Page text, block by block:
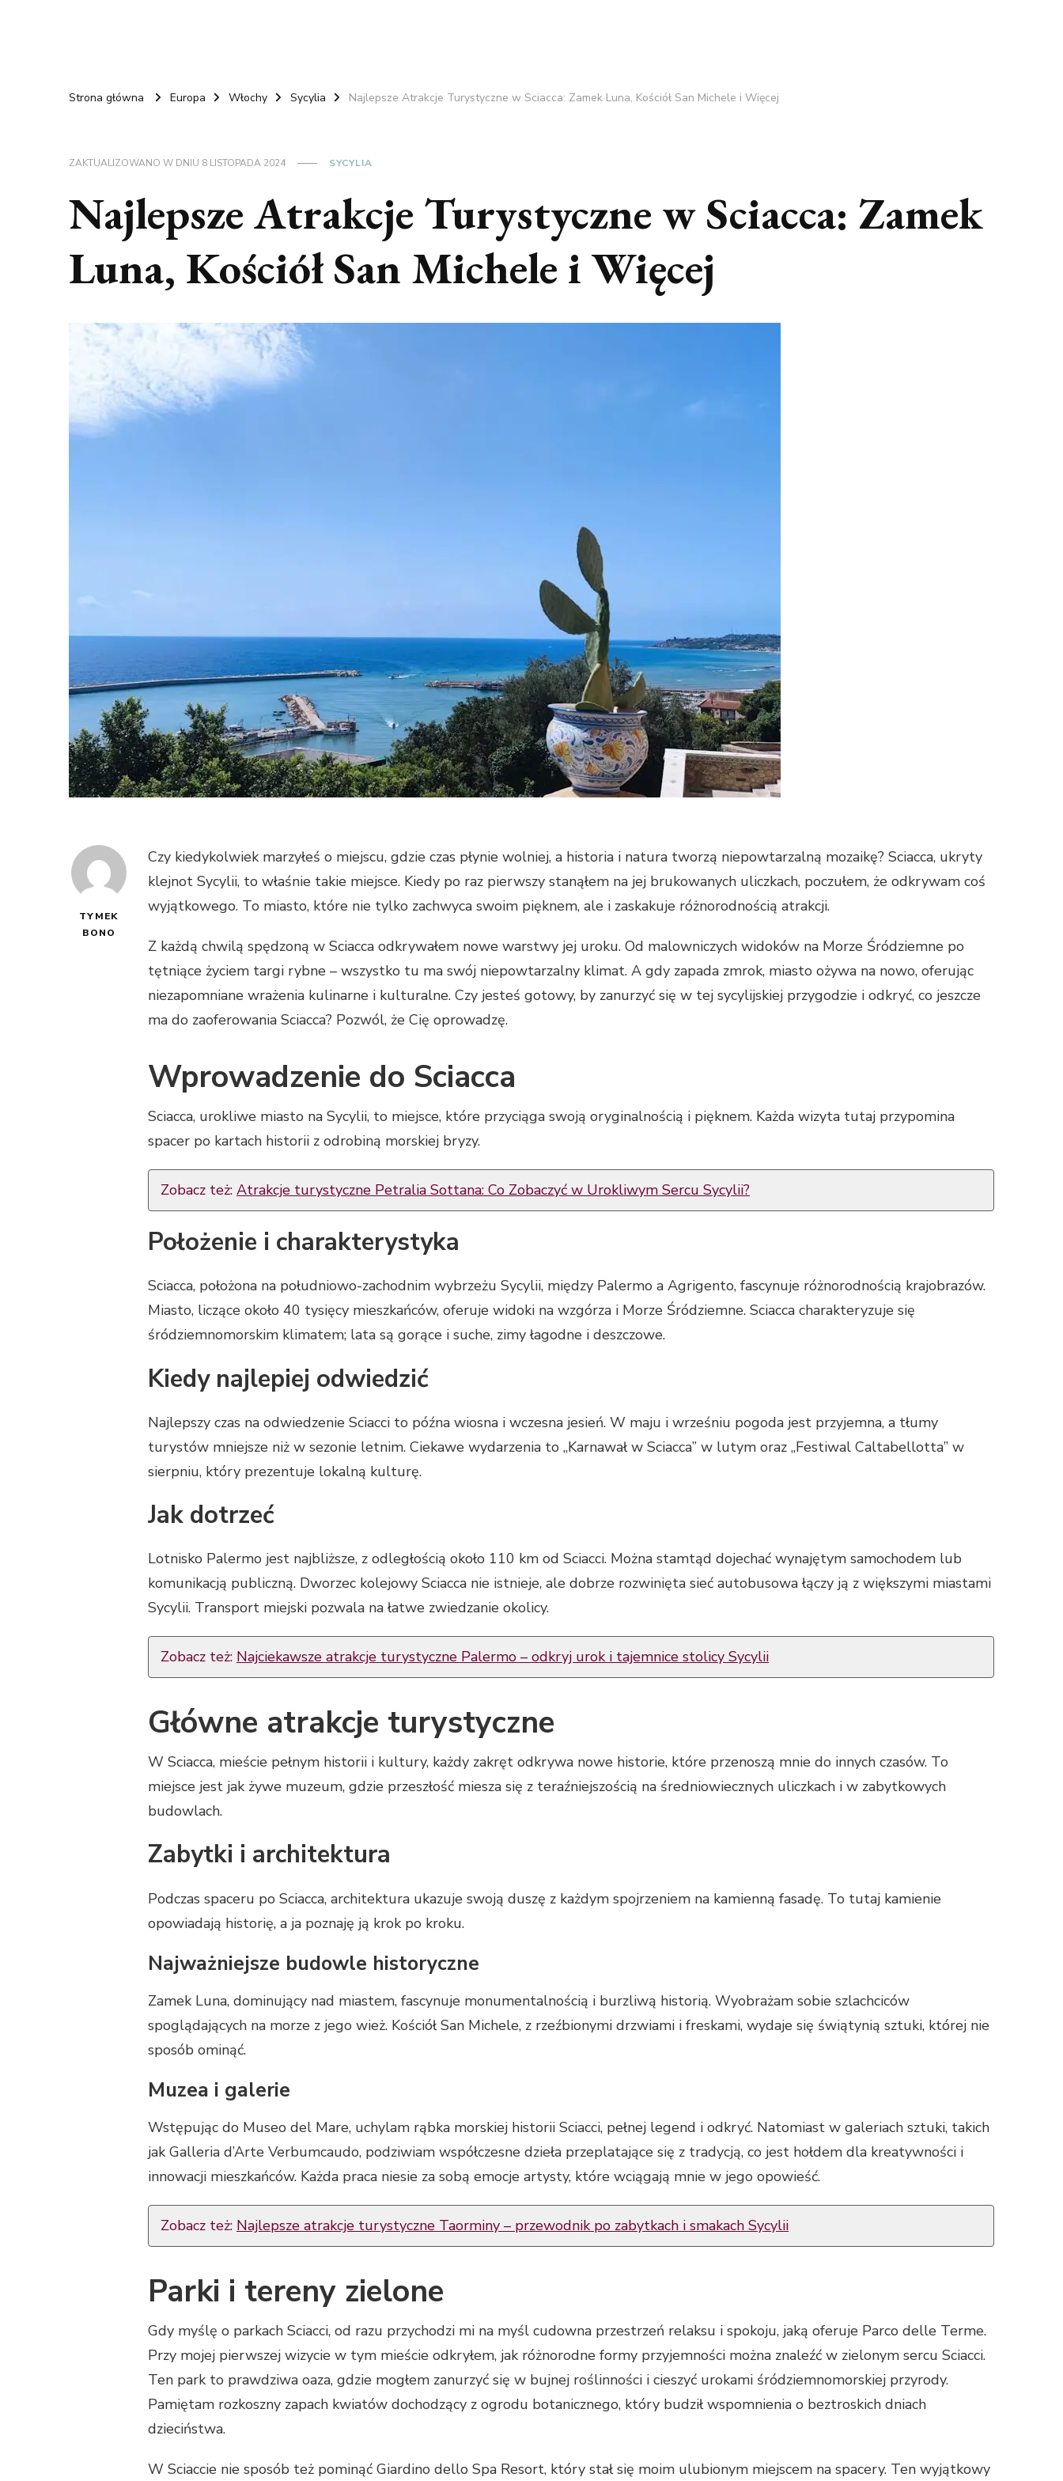
Strona główna Europa Włochy Sycylia Najlepsze Atrakcje Turystyczne w Sciacca: Zamek Luna, Kościół San Michele i Więcej
ZAKTUALIZOWANO W DNIU 8 LISTOPADA 2024 SYCYLIA
Najlepsze Atrakcje Turystyczne w Sciacca: Zamek
Luna, Kościół San Michele i Więcej
TYMEK
BONO
Czy kiedykolwiek marzyłeś o miejscu, gdzie czas płynie wolniej, a historia i natura tworzą niepowtarzalną mozaikę? Sciacca, ukryty
klejnot Sycylii, to właśnie takie miejsce. Kiedy po raz pierwszy stanąłem na jej brukowanych uliczkach, poczułem, że odkrywam coś
wyjątkowego. To miasto, które nie tylko zachwyca swoim pięknem, ale i zaskakuje różnorodnością atrakcji.
Z każdą chwilą spędzoną w Sciacca odkrywałem nowe warstwy jej uroku. Od malowniczych widoków na Morze Śródziemne po
tętniące życiem targi rybne – wszystko tu ma swój niepowtarzalny klimat. A gdy zapada zmrok, miasto ożywa na nowo, oferując
niezapomniane wrażenia kulinarne i kulturalne. Czy jesteś gotowy, by zanurzyć się w tej sycylijskiej przygodzie i odkryć, co jeszcze
ma do zaoferowania Sciacca? Pozwól, że Cię oprowadzę.
Wprowadzenie do Sciacca
Sciacca, urokliwe miasto na Sycylii, to miejsce, które przyciąga swoją oryginalnością i pięknem. Każda wizyta tutaj przypomina
spacer po kartach historii z odrobiną morskiej bryzy.
Zobacz też: Atrakcje turystyczne Petralia Sottana: Co Zobaczyć w Urokliwym Sercu Sycylii?
Położenie i charakterystyka
Sciacca, położona na południowo-zachodnim wybrzeżu Sycylii, między Palermo a Agrigento, fascynuje różnorodnością krajobrazów.
Miasto, liczące około 40 tysięcy mieszkańców, oferuje widoki na wzgórza i Morze Śródziemne. Sciacca charakteryzuje się
śródziemnomorskim klimatem; lata są gorące i suche, zimy łagodne i deszczowe.
Kiedy najlepiej odwiedzić
Najlepszy czas na odwiedzenie Sciacci to późna wiosna i wczesna jesień. W maju i wrześniu pogoda jest przyjemna, a tłumy
turystów mniejsze niż w sezonie letnim. Ciekawe wydarzenia to „Karnawał w Sciacca” w lutym oraz „Festiwal Caltabellotta” w
sierpniu, który prezentuje lokalną kulturę.
Jak dotrzeć
Lotnisko Palermo jest najbliższe, z odległością około 110 km od Sciacci. Można stamtąd dojechać wynajętym samochodem lub
komunikacją publiczną. Dworzec kolejowy Sciacca nie istnieje, ale dobrze rozwinięta sieć autobusowa łączy ją z większymi miastami
Sycylii. Transport miejski pozwala na łatwe zwiedzanie okolicy.
Zobacz też: Najciekawsze atrakcje turystyczne Palermo – odkryj urok i tajemnice stolicy Sycylii
Główne atrakcje turystyczne
W Sciacca, mieście pełnym historii i kultury, każdy zakręt odkrywa nowe historie, które przenoszą mnie do innych czasów. To
miejsce jest jak żywe muzeum, gdzie przeszłość miesza się z teraźniejszością na średniowiecznych uliczkach i w zabytkowych
budowlach.
Zabytki i architektura
Podczas spaceru po Sciacca, architektura ukazuje swoją duszę z każdym spojrzeniem na kamienną fasadę. To tutaj kamienie
opowiadają historię, a ja poznaję ją krok po kroku.
Najważniejsze budowle historyczne
Zamek Luna, dominujący nad miastem, fascynuje monumentalnością i burzliwą historią. Wyobrażam sobie szlachciców
spoglądających na morze z jego wież. Kościół San Michele, z rzeźbionymi drzwiami i freskami, wydaje się świątynią sztuki, której nie
sposób ominąć.
Muzea i galerie
Wstępując do Museo del Mare, uchylam rąbka morskiej historii Sciacci, pełnej legend i odkryć. Natomiast w galeriach sztuki, takich
jak Galleria d’Arte Verbumcaudo, podziwiam współczesne dzieła przeplatające się z tradycją, co jest hołdem dla kreatywności i
innowacji mieszkańców. Każda praca niesie za sobą emocje artysty, które wciągają mnie w jego opowieść.
Zobacz też: Najlepsze atrakcje turystyczne Taorminy – przewodnik po zabytkach i smakach Sycylii
Parki i tereny zielone
Gdy myślę o parkach Sciacci, od razu przychodzi mi na myśl cudowna przestrzeń relaksu i spokoju, jaką oferuje Parco delle Terme.
Przy mojej pierwszej wizycie w tym mieście odkryłem, jak różnorodne formy przyjemności można znaleźć w zielonym sercu Sciacci.
Ten park to prawdziwa oaza, gdzie mogłem zanurzyć się w bujnej roślinności i cieszyć urokami śródziemnomorskiej przyrody.
Pamiętam rozkoszny zapach kwiatów dochodzący z ogrodu botanicznego, który budził wspomnienia o beztroskich dniach
dzieciństwa.
W Sciaccie nie sposób też pominąć Giardino dello Spa Resort, który stał się moim ulubionym miejscem na spacery. Ten wyjątkowy